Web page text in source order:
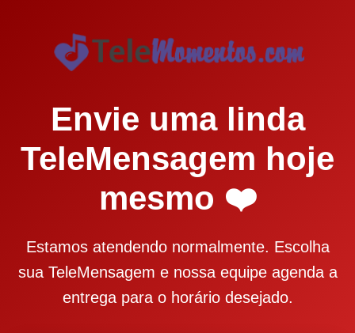
Envie uma linda
TeleMensagem hoje
mesmo ❤️
Estamos atendendo normalmente. Escolha
sua TeleMensagem e nossa equipe agenda a
entrega para o horário desejado.